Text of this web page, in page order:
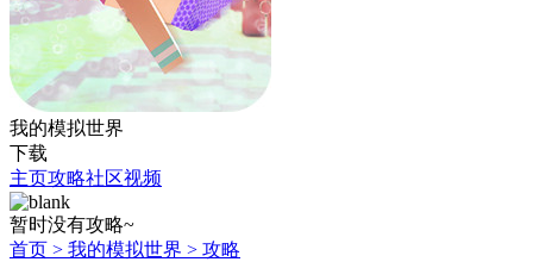
我的模拟世界
下载
主页攻略社区视频
暂时没有攻略~
首页 > 我的模拟世界 > 攻略